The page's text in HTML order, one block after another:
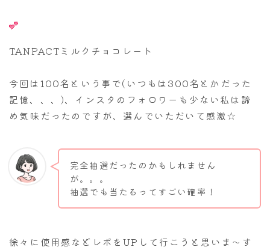
TANPACTミルクチョコレート
今回は100名という事で(いつもは300名とかだった
記憶、、、)、インスタのフォロワーも少ない私は諦
め気味だったのですが、選んでいただいて感激☆
完全抽選だったのかもしれません
が。。。
抽選でも当たるってすごい確率！
徐々に使用感などレポをUPして行こうと思いま～す